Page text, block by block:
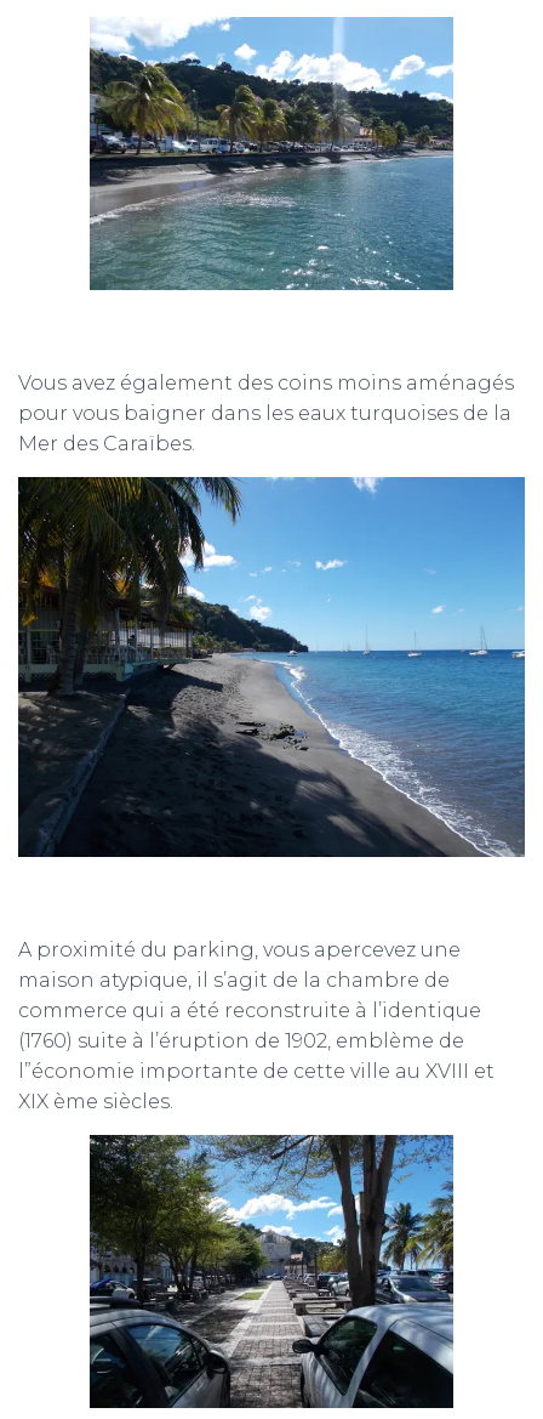
Vous avez également des coins moins aménagés
pour vous baigner dans les eaux turquoises de la
Mer des Caraïbes.
A proximité du parking, vous apercevez une
maison atypique, il s’agit de la chambre de
commerce qui a été reconstruite à l’identique
(1760) suite à l’éruption de 1902, emblème de
l”économie importante de cette ville au XVIII et
XIX ème siècles.